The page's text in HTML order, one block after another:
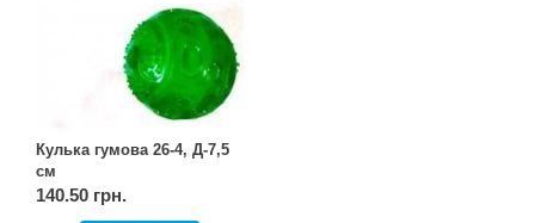
Кулька гумова 26-4, Д-7,5
см
140.50 грн.